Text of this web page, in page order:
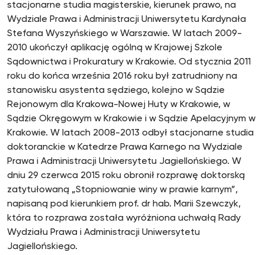
stacjonarne studia magisterskie, kierunek prawo, na
Wydziale Prawa i Administracji Uniwersytetu Kardynała
Stefana Wyszyńskiego w Warszawie. W latach 2009-
2010 ukończył aplikację ogólną w Krajowej Szkole
Sądownictwa i Prokuratury w Krakowie. Od stycznia 2011
roku do końca września 2016 roku był zatrudniony na
stanowisku asystenta sędziego, kolejno w Sądzie
Rejonowym dla Krakowa-Nowej Huty w Krakowie, w
Sądzie Okręgowym w Krakowie i w Sądzie Apelacyjnym w
Krakowie. W latach 2008-2013 odbył stacjonarne studia
doktoranckie w Katedrze Prawa Karnego na Wydziale
Prawa i Administracji Uniwersytetu Jagiellońskiego. W
dniu 29 czerwca 2015 roku obronił rozprawę doktorską
zatytułowaną „Stopniowanie winy w prawie karnym”,
napisaną pod kierunkiem prof. dr hab. Marii Szewczyk,
która to rozprawa została wyróżniona uchwałą Rady
Wydziału Prawa i Administracji Uniwersytetu
Jagiellońskiego.